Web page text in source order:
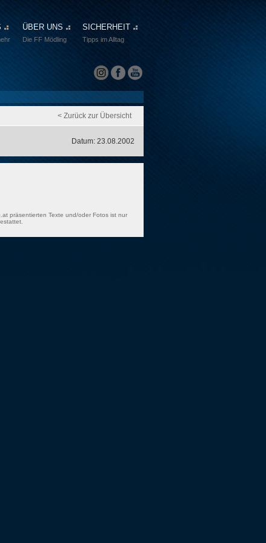
ÜBER UNS
Die FF Mödling
SICHERHEIT
Tipps im Alltag
< Zurück zur Übersicht
Datum: 23.08.2002
präsentierten Texte und/oder Fotos ist nur